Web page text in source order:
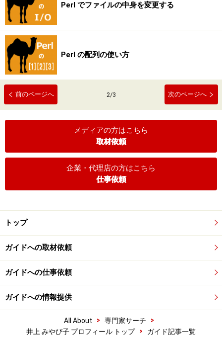
Perl でファイルの中身を変更する
Perl の配列の使い方
前のページへ 2/3 次のページへ
メディアの方はこちら
取材依頼
企業・代理店の方はこちら
仕事依頼
トップ
ガイドへの取材依頼
ガイドへの仕事依頼
ガイドへの情報提供
All About > 専門家サーチ
>
井上 みやび子 プロフィール トップ
> ガイド記事一覧